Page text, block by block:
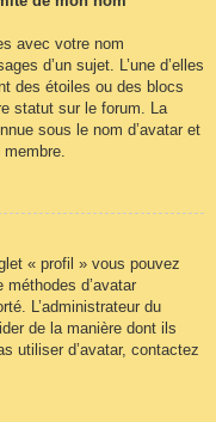
avec votre nom
d’un sujet. L’une d’elles
des étoiles ou des blocs
statut sur le forum. La
sous le nom d’avatar et
« profil » vous pouvez
méthodes d’avatar
L’administrateur du
de la manière dont ils
utiliser d’avatar, contactez